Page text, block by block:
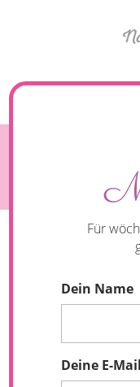
Für
Dein Name
Deine E-Mail